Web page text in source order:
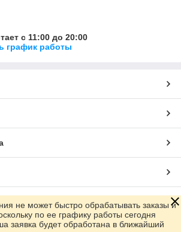
с 11:00 до 20:00
график работы
не может быстро обрабатывать заказы и
по ее графику работы сегодня
заявка будет обработана в ближайший